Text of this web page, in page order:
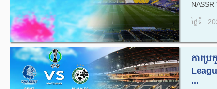
NASSR
ថ្ងៃទី :
ការប្
...